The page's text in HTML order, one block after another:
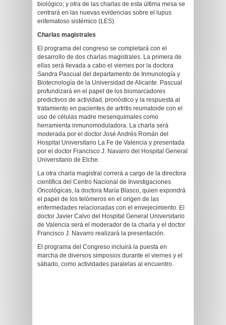
biológico; y otra de las charlas de esta última mesa se
centrará en las nuevas evidencias sobre el lupus
eritematoso sistémico (LES).
Charlas magistrales
El programa del congreso se completará con el
desarrollo de dos charlas magistrales. La primera de
ellas será llevada a cabo el viernes por la doctora
Sandra Pascual del departamento de Inmunología y
Biotecnología de la Universidad de Alicante. Pascual
profundizará en el papel de los biomarcadores
predictivos de actividad, pronóstico y la respuesta al
tratamiento en pacientes de artritis reumatoide con el
uso de células madre mesenquimales como
herramienta inmunomoduladora. La charla será
moderada por el doctor José Andrés Román del
Hospital Universitario La Fe de Valencia y presentada
por el doctor Francisco J. Navarro del Hospital General
Universitario de Elche.
La otra charla magistral correrá a cargo de la directora
científica del Centro Nacional de Investigaciones
Oncológicas, la doctora María Blasco, quien expondrá
el papel de los telómeros en el origen de las
enfermedades relacionadas con el envejecimiento. El
doctor Javier Calvo del Hospital General Universitario
de Valencia será el moderador de la charla y el doctor
Francisco J. Navarro realizará la presentación.
El programa del Congreso incluirá la puesta en
marcha de diversos simposios durante el viernes y el
sábado, como actividades paralelas al encuentro.